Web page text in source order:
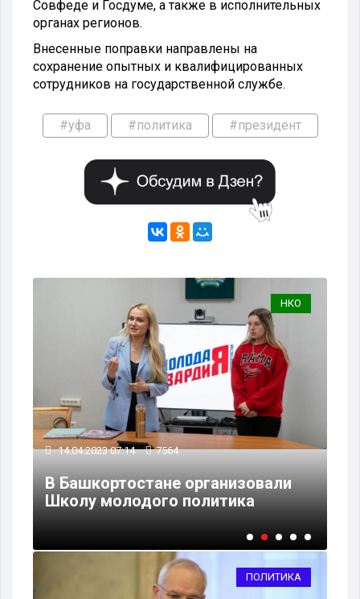
Совфеде и Госдуме, а также в исполнительных
органах регионов.
Внесенные поправки направлены на
сохранение опытных и квалифицированных
сотрудников на государственной службе.
#уфа #политика #президент
НКО
14.04.2023 07:14 7564
В Башкортостане организовали
Школу молодого политика
ПОЛИТИКА